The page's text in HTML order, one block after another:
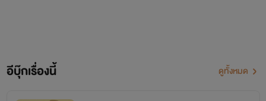
อีบุ๊กเรื่องนี้ ดูทั้งหมด